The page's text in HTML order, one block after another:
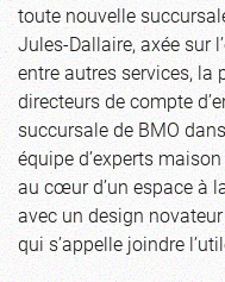
toute nouvelle
Jules-Dallaire, axée sur
entre autres services,
directeurs de compte
succursale de BMO
équipe d’experts
au cœur d’un espace à
avec un design
qui s’appelle joindre